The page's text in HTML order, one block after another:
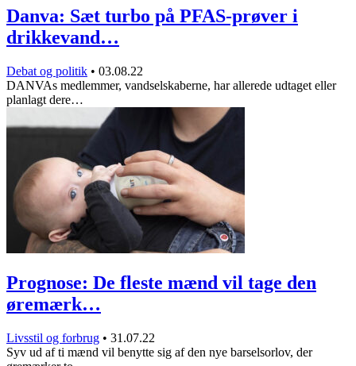
Danva: Sæt turbo på PFAS-prøver i
drikkevand…
Debat og politik • 03.08.22
DANVAs medlemmer, vandselskaberne, har allerede udtaget eller
planlagt dere…
Prognose: De fleste mænd vil tage den
øremærk…
Livsstil og forbrug • 31.07.22
Syv ud af ti mænd vil benytte sig af den nye barselsorlov, der